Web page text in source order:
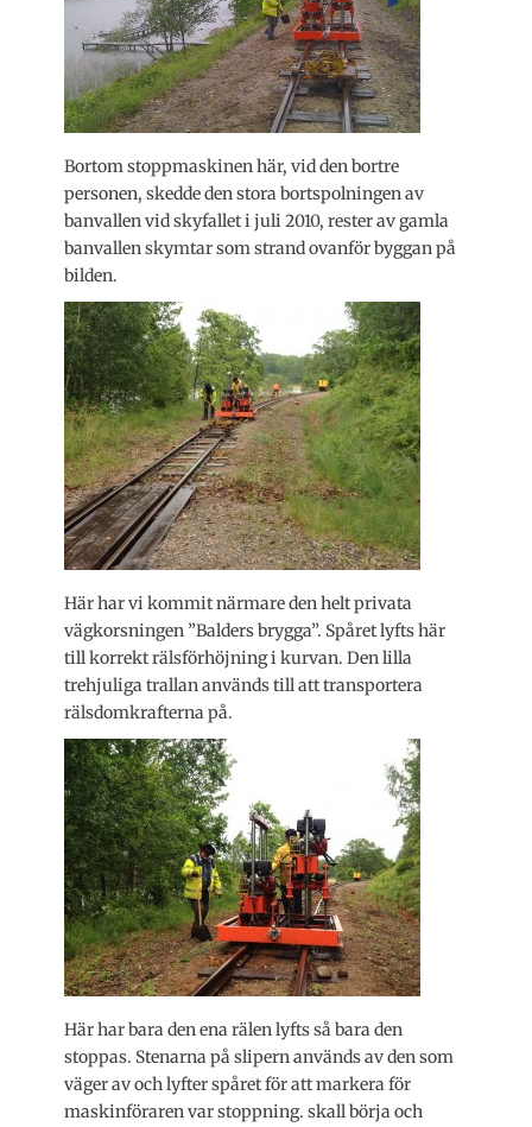
Bortom stoppmaskinen här, vid den bortre
personen, skedde den stora bortspolningen av
banvallen vid skyfallet i juli 2010, rester av gamla
banvallen skymtar som strand ovanför byggan på
bilden.
Här har vi kommit närmare den helt privata
vägkorsningen ”Balders brygga”. Spåret lyfts här
till korrekt rälsförhöjning i kurvan. Den lilla
trehjuliga trallan används till att transportera
rälsdomkrafterna på.
Här har bara den ena rälen lyfts så bara den
stoppas. Stenarna på slipern används av den som
väger av och lyfter spåret för att markera för
maskinföraren var stoppning. skall börja och